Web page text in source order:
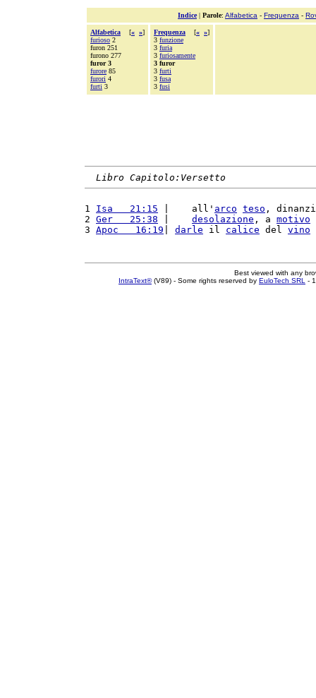
Indice| Parole: Alfabetica - Frequenza -
Alfabetica [« »]
furioso 2
furon 251
furono 277
furor 3
furore 85
furori 4
furti 3
Frequenza [« »]
3 funzione
3 furia
3 furiosamente
3 furor
3 furti
3 fusa
3 fusi
Libro Capitolo:Versetto
1 Isa   21:15 |    all' arco teso ,
2 Ger   25:38 desolazione , a motivo
3 Apoc   16:19 darle il calice del vino
Best viewed with any
IntraText®(V89) - Some rights reserved by EuloTech SRL -